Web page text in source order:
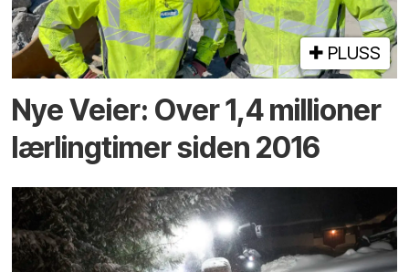
PLUSS
Nye Veier: Over 1,4 millioner
lærlingtimer siden 2016